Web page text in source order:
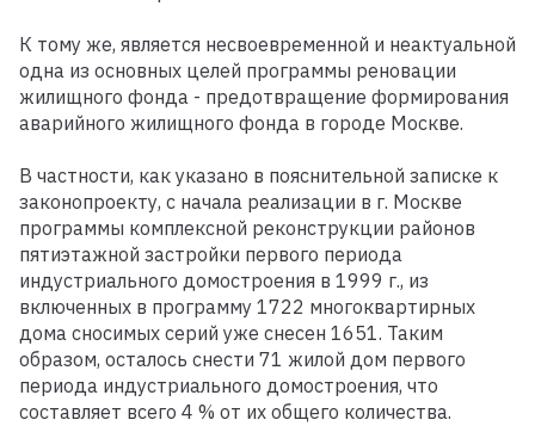
К тому же, является несвоевременной и неактуальной
одна из основных целей программы реновации
жилищного фонда - предотвращение формирования
аварийного жилищного фонда в городе Москве.
В частности, как указано в пояснительной записке к
законопроекту, с начала реализации в г. Москве
программы комплексной реконструкции районов
пятиэтажной застройки первого периода
индустриального домостроения в 1999 г., из
включенных в программу 1722 многоквартирных
дома сносимых серий уже снесен 1651. Таким
образом, осталось снести 71 жилой дом первого
периода индустриального домостроения, что
составляет всего 4 % от их общего количества.